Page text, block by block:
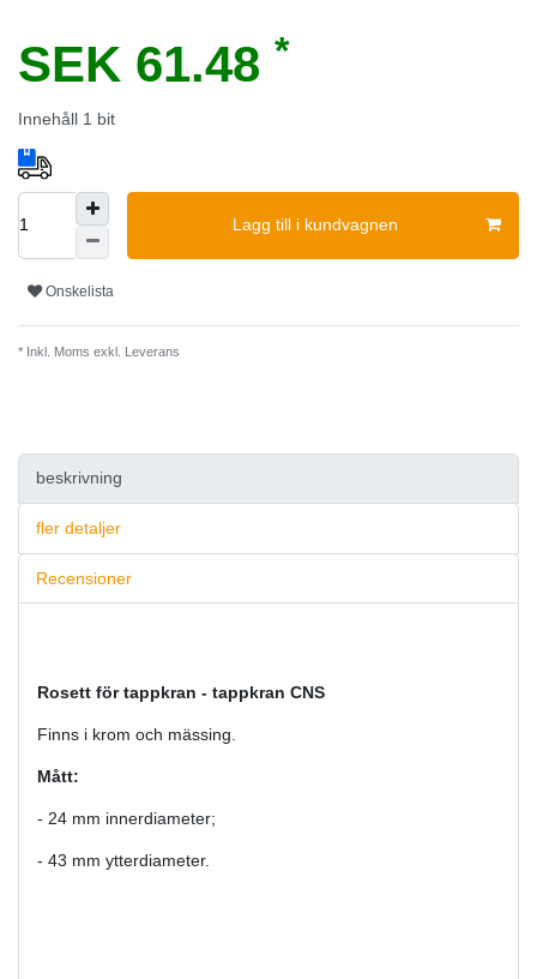
SEK 61.48 *
Innehåll 1 bit
Lagg till i kundvagnen
Onskelista
* Inkl. Moms exkl. Leverans
beskrivning
fler detaljer
Recensioner
Rosett för tappkran - tappkran CNS
Finns i krom och mässing.
Mått:
- 24 mm innerdiameter;
- 43 mm ytterdiameter.